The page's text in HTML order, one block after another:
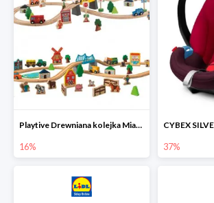
Playtive Drewniana kolejka Miasto lub Farma
16% 37%